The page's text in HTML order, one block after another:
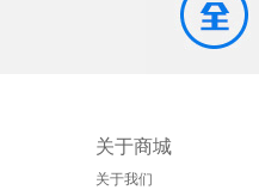
关于商城
关于我们